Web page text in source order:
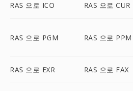
RAS 으로 ICO RAS 으로 CUR
RAS 으로 PGM RAS 으로 PPM
RAS 으로 EXR RAS 으로 FAX